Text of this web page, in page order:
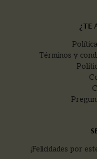
¿TE
Términos y
¡Felicidades por